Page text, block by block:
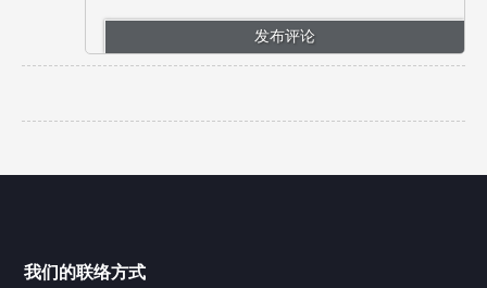
我们的联络方式